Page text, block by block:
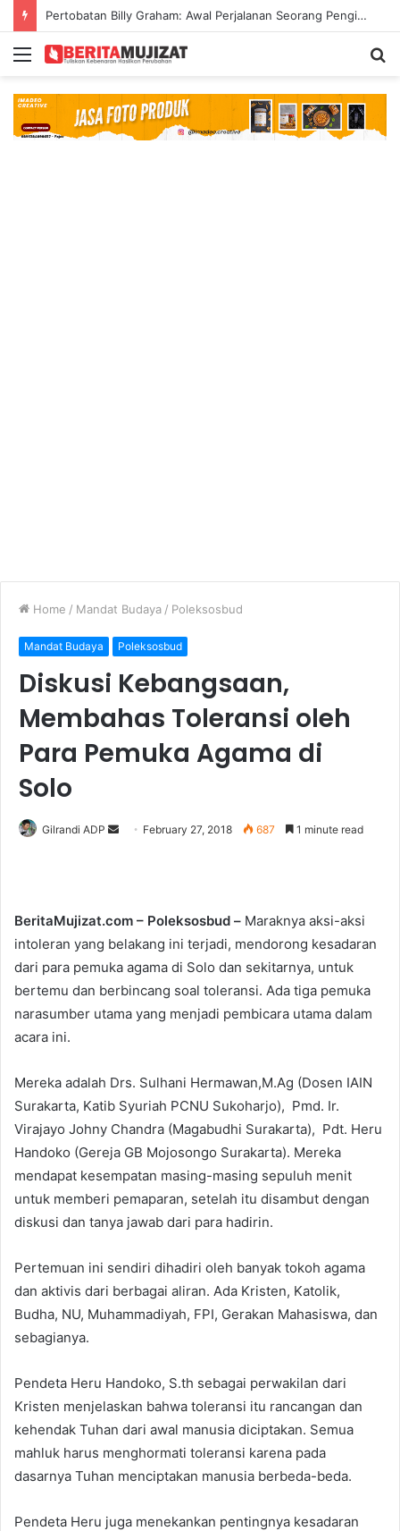
Pertobatan Billy Graham: Awal Perjalanan Seorang Penginjil Dunia
Menu
Home / Mandat Budaya / Poleksosbud
Mandat Budaya Poleksosbud
Diskusi Kebangsaan,
Membahas Toleransi oleh
Para Pemuka Agama di
Solo
Gilrandi ADP
a
i
February 27, 2018 687 1 minute read
BeritaMujizat.com – Poleksosbud – Maraknya aksi-aksi
intoleran yang belakang ini terjadi, mendorong kesadaran
dari para pemuka agama di Solo dan sekitarnya, untuk
bertemu dan berbincang soal toleransi. Ada tiga pemuka
narasumber utama yang menjadi pembicara utama dalam
acara ini.
Mereka adalah Drs. Sulhani Hermawan,M.Ag (Dosen IAIN
Surakarta, Katib Syuriah PCNU Sukoharjo), Pmd. Ir.
Virajayo Johny Chandra (Magabudhi Surakarta), Pdt. Heru
Handoko (Gereja GB Mojosongo Surakarta). Mereka
mendapat kesempatan masing-masing sepuluh menit
untuk memberi pemaparan, setelah itu disambut dengan
diskusi dan tanya jawab dari para hadirin.
Pertemuan ini sendiri dihadiri oleh banyak tokoh agama
dan aktivis dari berbagai aliran. Ada Kristen, Katolik,
Budha, NU, Muhammadiyah, FPI, Gerakan Mahasiswa, dan
sebagianya.
Pendeta Heru Handoko, S.th sebagai perwakilan dari
Kristen menjelaskan bahwa toleransi itu rancangan dan
kehendak Tuhan dari awal manusia diciptakan. Semua
mahluk harus menghormati toleransi karena pada
dasarnya Tuhan menciptakan manusia berbeda-beda.
Pendeta Heru juga menekankan pentingnya kesadaran